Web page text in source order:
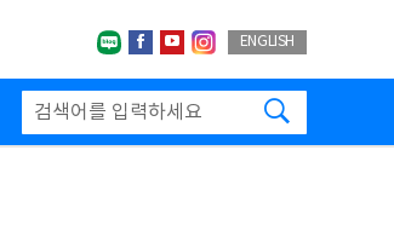
네이버블로그
페이스북
유투브인스타그랩
ENGLISH